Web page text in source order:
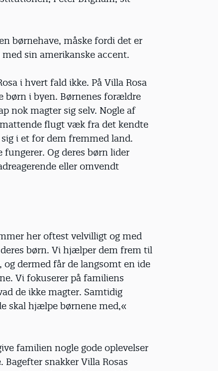
børnehave, måske fordi det er
sin amerikanske accent.
i hvert fald ikke. På Villa Rosa
børn i byen. Børnenes forældre
nok magter sig selv. Nogle af
flugt væk fra det kendte
i et for dem fremmed land.
Og deres børn lider
eller omvendt
her oftest velvilligt og med
børn. Vi hjælper dem frem til
dermed får de langsomt en ide
Vi fokuserer på familiens
de ikke magter. Samtidig
skal hjælpe børnene med,«
familien nogle gode oplevelser
snakker Villa Rosas